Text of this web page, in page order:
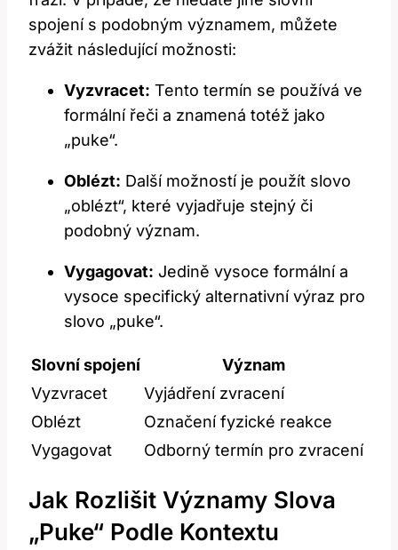
spojení s podobným významem, můžete
zvážit následující možnosti:
Vyzvracet: Tento termín se používá ve
formální řeči a znamená totéž jako
„puke“.
Oblézt: Další možností je použít slovo
„oblézt“, které vyjadřuje stejný či
podobný význam.
Vygagovat: Jedině vysoce formální a
vysoce specifický alternativní výraz pro
slovo „puke“.
Slovní spojení
Význam
Vyzvracet
Vyjádření zvracení
Oblézt
Označení fyzické reakce
Vygagovat
Odborný termín pro zvracení
Jak Rozlišit Významy Slova
„puke“ Podle Kontextu